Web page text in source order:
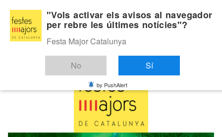
content
Diumenge, agost 9, 2026
Última:
"Vols activar els avisos al navegador
per rebre les últimes notícies"?
Festa Major Catalunya
No Sí
by PushAlert